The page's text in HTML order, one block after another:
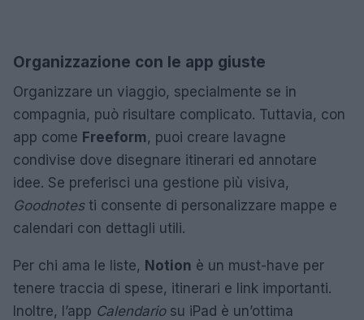
Organizzazione con le app giuste
Organizzare un viaggio, specialmente se in
compagnia, può risultare complicato. Tuttavia, con
app come Freeform, puoi creare lavagne
condivise dove disegnare itinerari ed annotare
idee. Se preferisci una gestione più visiva,
Goodnotesti consente di personalizzare mappe e
calendari con dettagli utili.
Per chi ama le liste, Notion è un must-have per
tenere traccia di spese, itinerari e link importanti.
Inoltre, l’app Calendariosu iPad è un’ottima